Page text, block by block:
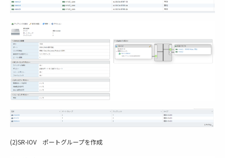
(2)SR-IOV ポートグループを作成